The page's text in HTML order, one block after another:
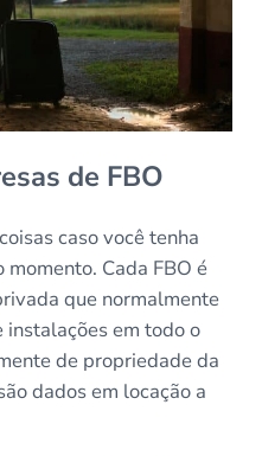
de FBO
caso você tenha
Cada FBO é
que normalmente
em todo o
de propriedade da
dados em locação a